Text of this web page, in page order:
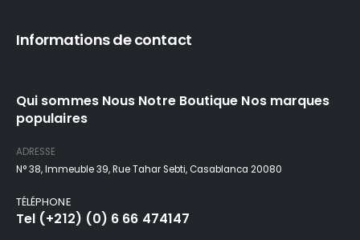
Informations de contact
Qui sommes Nous Notre Boutique Nos marques
populaires
ADRESSE
N° 38, Immeuble 39, Rue Tahar Sebti, Casablanca 20080
TÉLÉPHONE
Tel (+212) (0) 6 66 474147